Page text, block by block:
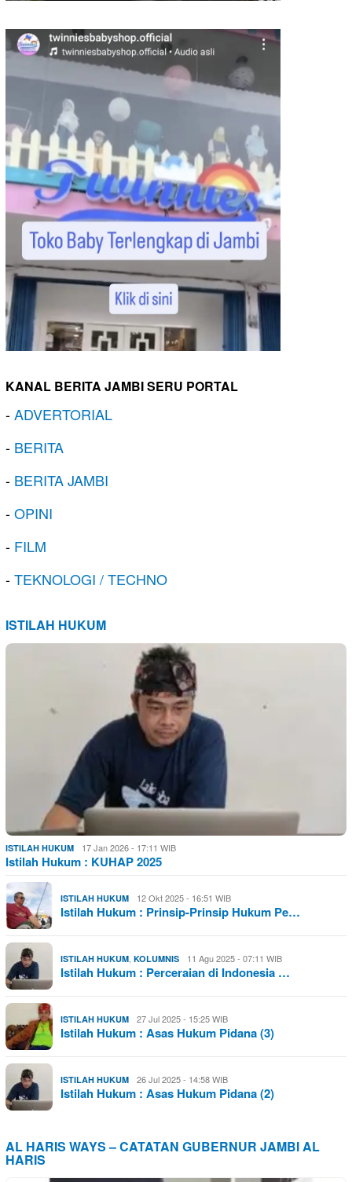
KANAL BERITA JAMBI SERU PORTAL
-ADVERTORIAL
- BERITA
- BERITA JAMBI
-OPINI
- FILM
-TEKNOLOGI / TECHNO
ISTILAH HUKUM
ISTILAH HUKUM 17 Jan 2026 - 17:11 WIB
Istilah Hukum : KUHAP 2025
ISTILAH HUKUM 12 Okt 2025 - 16:51 WIB
Istilah Hukum : Prinsip-Prinsip Hukum Pe…
ISTILAH HUKUM, KOLUMNIS 11 Agu 2025 - 07:11 WIB
Istilah Hukum : Perceraian di Indonesia …
ISTILAH HUKUM 27 Jul 2025 - 15:25 WIB
Istilah Hukum : Asas Hukum Pidana (3)
ISTILAH HUKUM 26 Jul 2025 - 14:58 WIB
Istilah Hukum : Asas Hukum Pidana (2)
AL HARIS WAYS – CATATAN GUBERNUR JAMBI AL
HARIS